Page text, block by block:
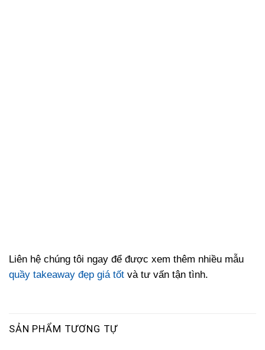
Liên hệ chúng tôi ngay để được xem thêm nhiều mẫu
quầy takeaway đẹp giá tốt và tư vấn tận tình.
SẢN PHẨM TƯƠNG TỰ